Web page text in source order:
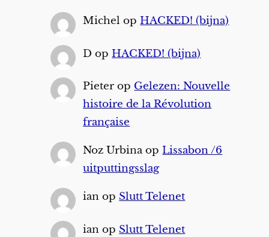
Michel opHACKED! (bijna)
D opHACKED! (bijna)
Pieter op Gelezen: Nouvelle
histoire de la Révolution
française
Noz UrbinaopLissabon /6
uitputtingsslag
ian op Slutt Telenet
ian op Slutt Telenet